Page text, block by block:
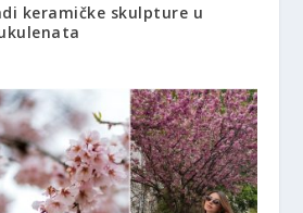
keramičke skulpture u